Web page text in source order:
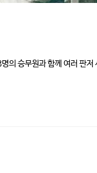
의 승무원과 함께 여러 판